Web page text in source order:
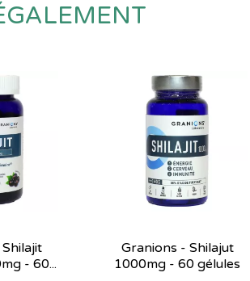
- 60...
Granions - Shilajut
1000mg - 60 gélules